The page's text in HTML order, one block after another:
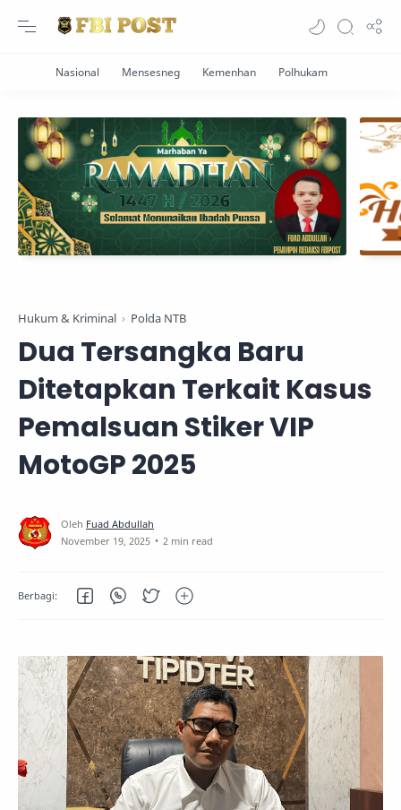
Hukum & Kriminal Polda NTB
Dua Tersangka Baru
Ditetapkan Terkait Kasus
Pemalsuan Stiker VIP
MotoGP 2025
2 min read